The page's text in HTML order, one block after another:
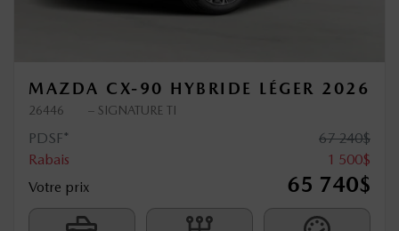
MAZDA CX-90 HYBRIDE LÉGER 2026
26446 – SIGNATURE TI
PDSF* 67 240$
Rabais
1 500$
Votre prix
65 740$